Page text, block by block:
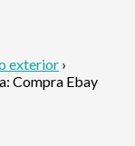
exterior ›
Compra Ebay